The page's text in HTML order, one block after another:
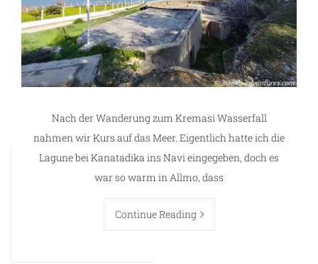
Nach der Wanderung zum Kremasi Wasserfall
nahmen wir Kurs auf das Meer. Eigentlich hatte ich die
Lagune bei Kanatadika ins Navi eingegeben, doch es
war so warm in Allmo, dass
Continue Reading